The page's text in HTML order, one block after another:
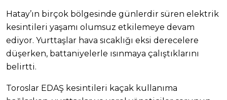
Hatay’ın birçok bölgesinde günlerdir süren elektrik
kesintileri yaşamı olumsuz etkilemeye devam
ediyor. Yurttaşlar hava sıcaklığı eksi derecelere
düşerken, battaniyelerle ısınmaya çalıştıklarını
belirtti.
Toroslar EDAŞ kesintileri kaçak kullanıma